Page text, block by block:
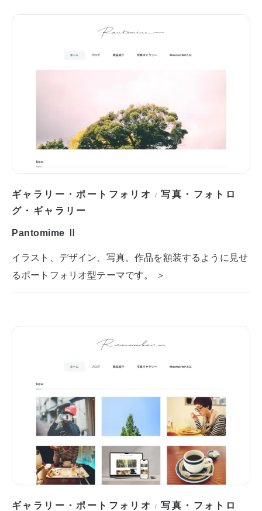
ギャラリー・ポートフォリオ /写真・フォトロ
グ・ギャラリー
Pantomime Ⅱ
イラスト、デザイン、写真。作品を額装するように見せ
るポートフォリオ型テーマです。 ＞
ギャラリー・ポートフォリオ /写真・フォトロ